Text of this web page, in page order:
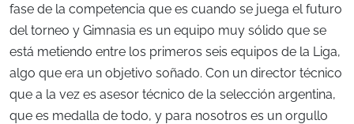
fase de la competencia que es cuando se juega el futuro
del torneo y Gimnasia es un equipo muy sólido que se
está metiendo entre los primeros seis equipos de la Liga,
algo que era un objetivo soñado. Con un director técnico
que a la vez es asesor técnico de la selección argentina,
que es medalla de todo, y para nosotros es un orgullo